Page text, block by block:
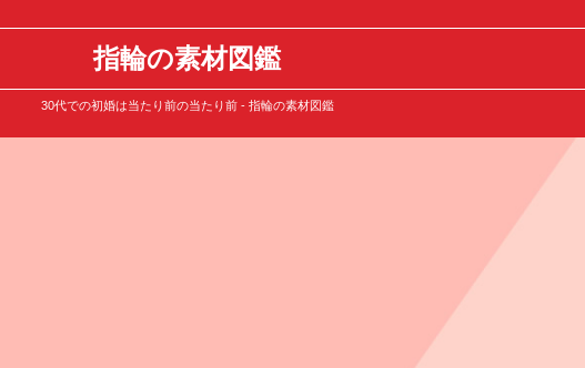
指輪の素材図鑑
30代での初婚は当たり前の当たり前 - 指輪の素材図鑑